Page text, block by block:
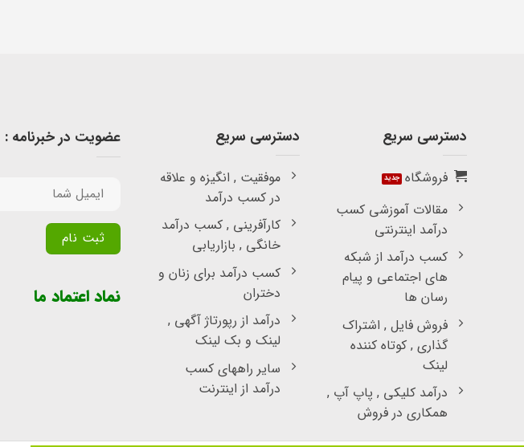
دسترسی سریع
فروشگاه
مقالات آموزشی کسب
درآمد اینترنتی
کسب درآمد از شبکه
های اجتماعی و پیام
رسان ها
فروش فایل , اشتراک
گذاری , کوتاه کننده
لینک
درآمد کلیکی , پاپ آپ ,
همکاری در فروش
دسترسی سریع
موفقیت , انگیزه و علاقه
در کسب درآمد
کارآفرینی , کسب درآمد
خانگی , بازاریابی
کسب درآمد برای زنان و
دختران
درآمد از رپورتاژ آگهی ,
لینک و بک لینک
سایر راههای کسب
درآمد از اینترنت
عضویت در خبرنامه :
نماد اعتماد ما